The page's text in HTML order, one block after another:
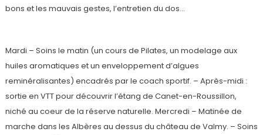
bons et les mauvais gestes, l’entretien du dos…
Mardi – Soins le matin (un cours de Pilates, un modelage aux
huiles aromatiques et un enveloppement d’algues
reminéralisantes) encadrés par le coach sportif. – Après-midi :
sortie en VTT pour découvrir l’étang de Canet-en-Roussillon,
niché au coeur de la réserve naturelle. Mercredi – Matinée de
marche dans les Albères au dessus du château de Valmy. – Soins